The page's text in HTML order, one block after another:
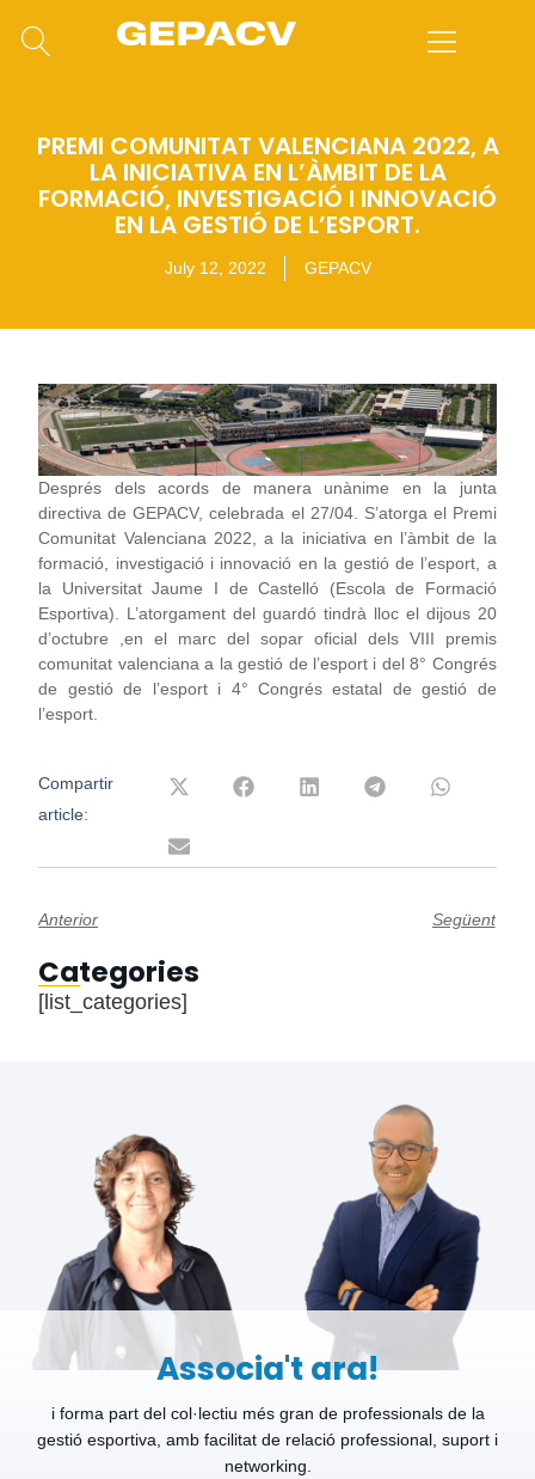
PREMI COMUNITAT VALENCIANA 2022, A
LA INICIATIVA EN L’ÀMBIT DE LA
FORMACIÓ, INVESTIGACIÓ I INNOVACIÓ
EN LA GESTIÓ DE L’ESPORT.
July 12, 2022 GEPACV
Després dels acords de manera unànime en la junta
directiva de GEPACV, celebrada el 27/04. S’atorga el Premi
Comunitat Valenciana 2022, a la iniciativa en l’àmbit de la
formació, investigació i innovació en la gestió de l’esport, a
la Universitat Jaume I de Castelló (Escola de Formació
Esportiva). L’atorgament del guardó tindrà lloc el dijous 20
d’octubre ,en el marc del sopar oficial dels VIII premis
comunitat valenciana a la gestió de l’esport i del 8° Congrés
de gestió de l’esport i 4° Congrés estatal de gestió de
l’esport.
Compartir
article:
Anterior Següent
Categories
[list_categories]
Associa't ara!
i forma part del col·lectiu més gran de professionals de la
gestió esportiva, amb facilitat de relació professional, suport i
networking.